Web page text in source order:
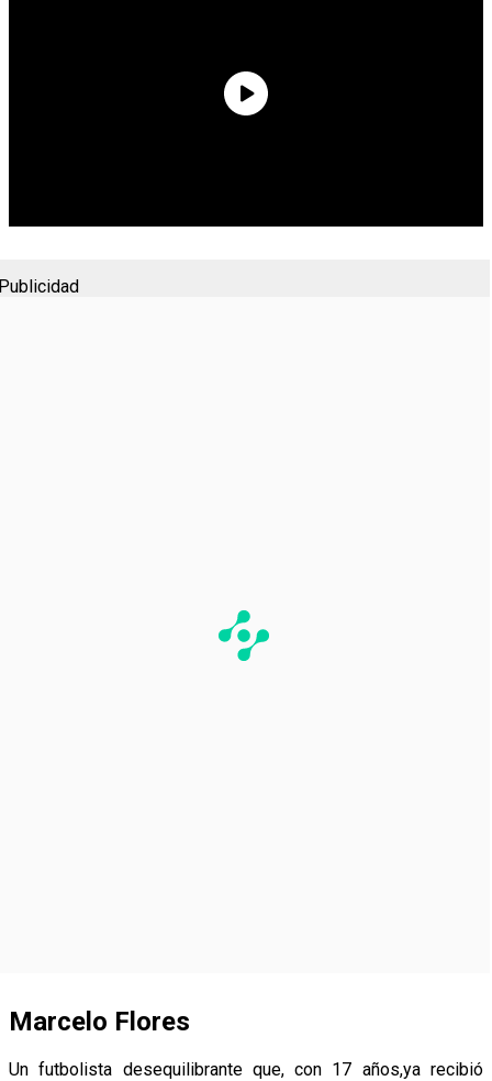
Marcelo Flores
Un futbolista desequilibrante que, con 17 años,ya recibió